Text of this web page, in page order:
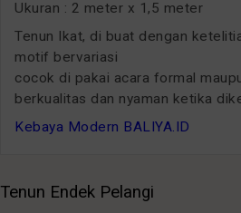
Ukuran : 2 meter x 1,5 meter
Tenun Ikat, di buat dengan
motif bervariasi
cocok di pakai acara formal
berkualitas dan nyaman ketika
Kebaya Modern BALIYA.ID
Tenun Endek Pelangi